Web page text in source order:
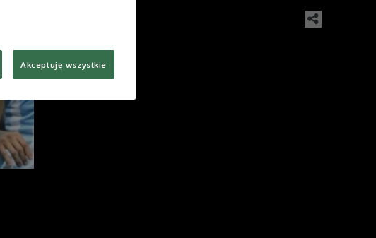
Akceptuję wszystkie